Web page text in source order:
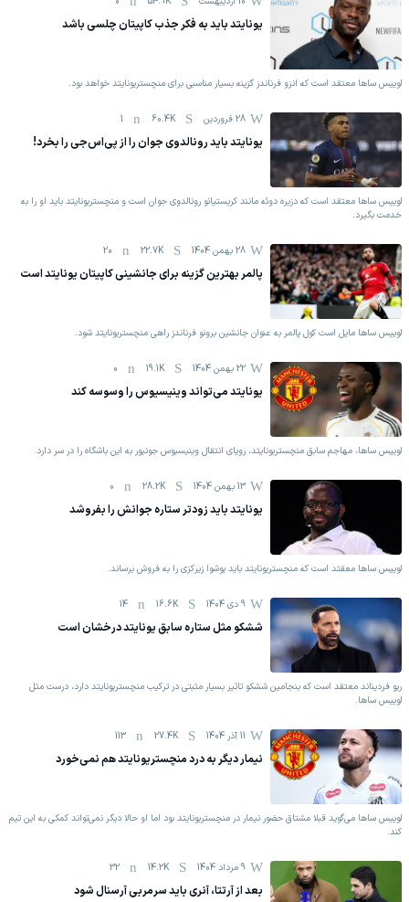
یونایتد باید به فکر جذب کاپیتان چلسی باشد
لوییس ساها معتقد است که انزو فرناندز گزینه بسیار مناسبی برای منچستریونایتد خواهد بود.
28 فروردين 60.4K
1
یونایتد باید رونالدوی جوان را از پی‌اس‌جی را بخرد!
لوییس ساها معتقد است که دزیره دوئه مانند کریستیانو رونالدوی جوان است و منچستریونایتد باید او را به
خدمت بگیرد.
28 بهمن 1404 22.7K
20
پالمر بهترین گزینه برای جانشینی کاپیتان یونایتد است
لوییس ساها مایل است کول پالمر به عنوان جانشین برونو فرناندز راهی منچستریونایتد شود.
22 بهمن 1404 19.1K
0
یونایتد می‌تواند وینیسیوس را وسوسه کند
لوییس ساها، مهاجم سابق منچستریونایتد، رویای انتقال وینیسیوس جونیور به این باشگاه را در سر دارد.
13 بهمن 1404 28.2K
0
یونایتد باید زودتر ستاره جوانش را بفروشد
لوییس ساها معقتد است که منچستریونایتد باید یوشوا زیرکزی را به فروش برساند.
9 دی 1404 16.6K
14
ششکو مثل ستاره سابق یونایتد درخشان است
ریو فردیناند معتقد است که بنجامین ششکو تاثیر بسیار مثبتی در ترکیب منچستریونایتد دارد، درست مثل
لوییس ساها.
11 آذر 1404 27.4K
113
نیمار دیگر به درد منچستریونایتد هم نمی‌خورد
لوییس ساها می‌گوید قبلا مشتاق حضور نیمار در منچستریونایتد بود اما او حالا دیگر نمی‌تواند کمکی به این تیم
کند.
9 مرداد 1404 14.2K
32
بعد از آرتتا، آنری باید سرمربی آرسنال شود